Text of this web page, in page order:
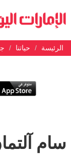
الرئيسة حياتنا
سام